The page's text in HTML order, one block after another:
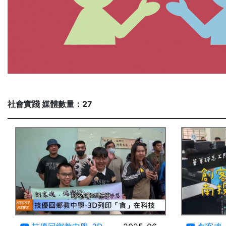
社會實踐 媒體數量：27